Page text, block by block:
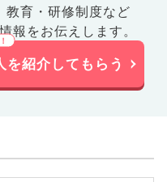
教育・研修制度など
報をお伝えします。
を紹介してもらう